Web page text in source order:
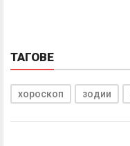
ТАГОВЕ
хороскоп зодии